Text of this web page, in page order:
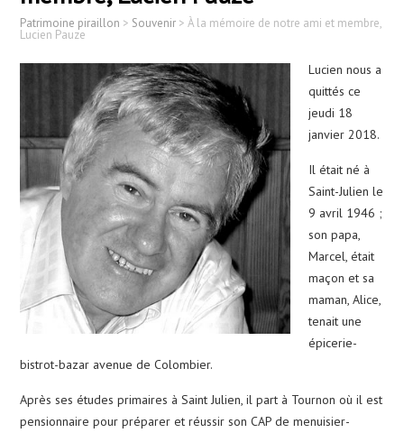
Patrimoine piraillon > Souvenir >À la mémoire de notre ami et membre,
Lucien Pauze
Lucien nous a
quittés ce
jeudi 18
janvier 2018.
Il était né à
Saint-Julien le
9 avril 1946 ;
son papa,
Marcel, était
maçon et sa
maman, Alice,
tenait une
épicerie-
bistrot-bazar avenue de Colombier.
Après ses études primaires à Saint Julien, il part à Tournon où il est
pensionnaire pour préparer et réussir son CAP de menuisier-